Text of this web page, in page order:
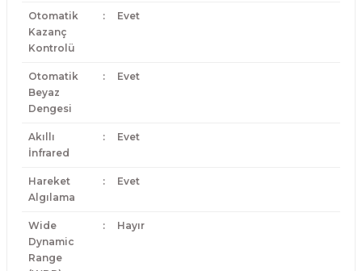
Otomatik
Kazanç
Kontrolü
: Evet
Otomatik
Beyaz
Dengesi
: Evet
Akıllı
İnfrared
: Evet
Hareket
Algılama
: Evet
Wide
Dynamic
Range
: Hayır